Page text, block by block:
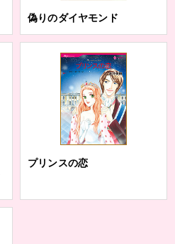
偽りのダイヤモンド
プリンスの恋